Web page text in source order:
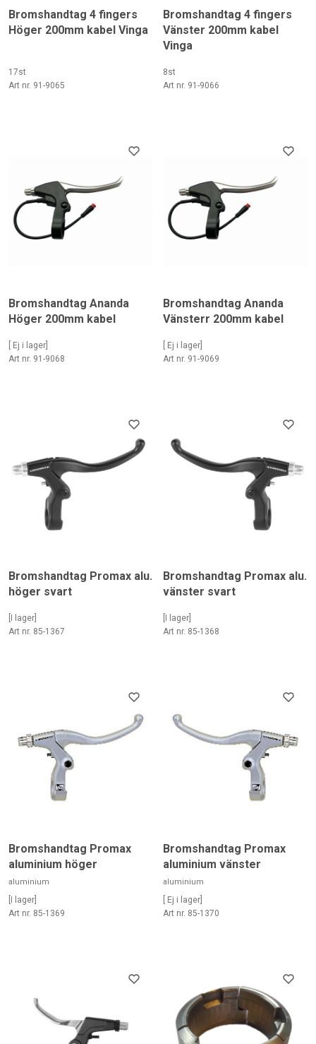
Bromshandtag 4 fingers
Höger 200mm kabel Vinga
17st
Art nr. 91-9065
Bromshandtag 4 fingers
Vänster 200mm kabel
Vinga
8st
Art nr. 91-9066
Bromshandtag Ananda
Höger 200mm kabel
[ Ej i lager]
Art nr. 91-9068
Bromshandtag Ananda
Vänsterr 200mm kabel
[ Ej i lager]
Art nr. 91-9069
Bromshandtag Promax alu.
höger svart
[I lager]
Art nr. 85-1367
Bromshandtag Promax alu.
vänster svart
[I lager]
Art nr. 85-1368
Bromshandtag Promax
aluminium höger
aluminium
[I lager]
Art nr. 85-1369
Bromshandtag Promax
aluminium vänster
aluminium
[ Ej i lager]
Art nr. 85-1370